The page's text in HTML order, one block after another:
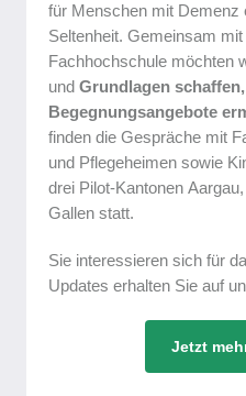
für Menschen mit Demenz
Seltenheit. Gemeinsam
Fachhochschule möchten
und Grundlagen
Begegnungsangebote
finden die Gespräche mit
und Pflegeheimen sowie
drei Pilot-Kantonen
Gallen statt.
Sie interessieren sich für
Updates erhalten Sie auf
Jetzt